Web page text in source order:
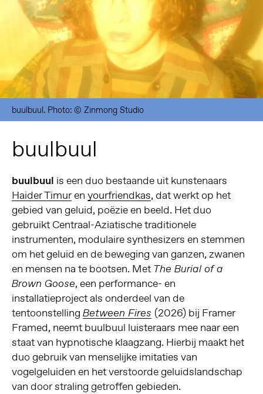
buulbuul. Photo: © Zinmong Studio
buulbuul
buulbuul is een duo bestaande uit kunstenaars
Haider Timuren yourfriendkas, dat werkt op het
gebied van geluid, poëzie en beeld. Het duo
gebruikt Centraal-Aziatische traditionele
instrumenten, modulaire synthesizers en stemmen
om het geluid en de beweging van ganzen, zwanen
en mensen na te bootsen. Met The Burial of a
Brown Goose, een performance- en
installatieproject als onderdeel van de
tentoonstelling Between Fires (2026) bij Framer
Framed, neemt buulbuul luisteraars mee naar een
staat van hypnotische klaagzang. Hierbij maakt het
duo gebruik van menselijke imitaties van
vogelgeluiden en het verstoorde geluidslandschap
van door straling getroffen gebieden.